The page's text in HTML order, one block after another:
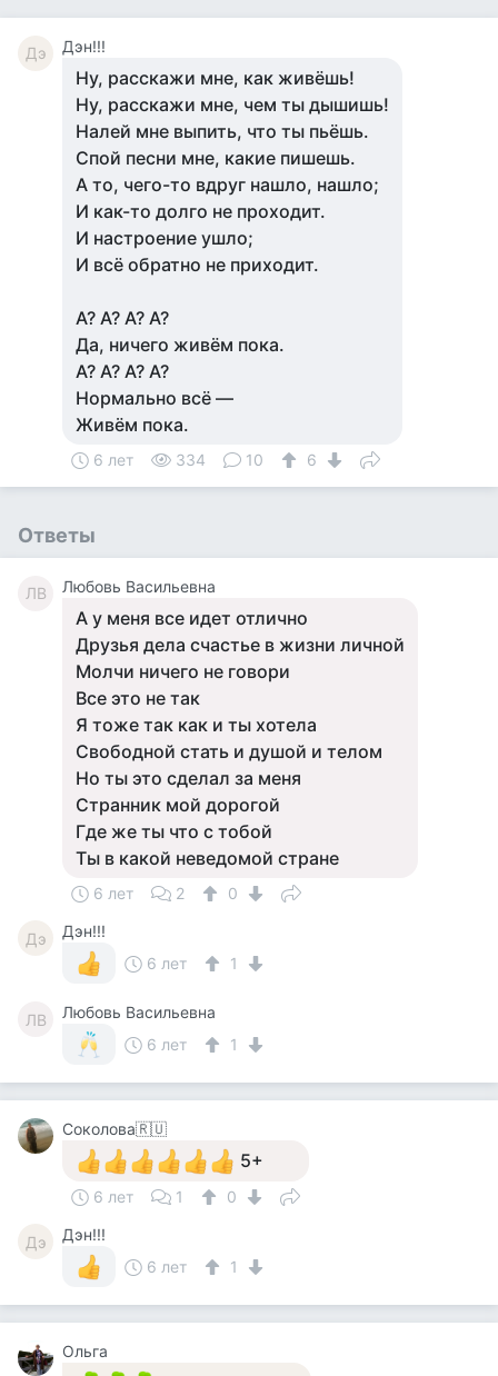
Дэ Дэн!!!
Ну, расскажи мне, как живёшь!
Ну, расскажи мне, чем ты дышишь!
Налей мне выпить, что ты пьёшь.
Спой песни мне, какие пишешь.
А то, чего-то вдруг нашло, нашло;
И как-то долго не проходит.
И настроение ушло;
И всё обратно не приходит.
А? А? А? А?
Да, ничего живём пока.
А? А? А? А?
Нормально всё —
Живём пока.
6 лет 334 10 6
Ответы
ЛВ Любовь Васильевна
А у меня все идет отлично
Друзья дела счастье в жизни личной
Молчи ничего не говори
Все это не так
Я тоже так как и ты хотела
Свободной стать и душой и телом
Но ты это сделал за меня
Странник мой дорогой
Где же ты что с тобой
Ты в какой неведомой стране
6 лет 2 0
Дэ
Дэн!!!
6 лет
1
ЛВ
Любовь Васильевна
6 лет
1
Соколова🇷🇺
5+
6 лет 1 0
Дэ
Дэн!!!
6 лет
1
Ольга